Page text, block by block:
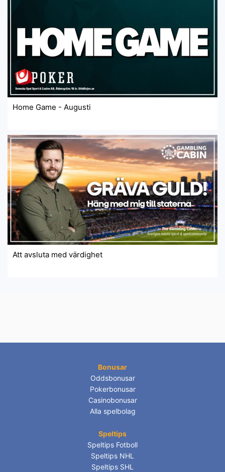
Home Game - Augusti
Att avsluta med värdighet
Bonusar
Oddsbonusar
Pokerbonusar
Casinobonusar
Alla spelbolag
Speltips
Speltips Fotboll
Speltips NHL
Speltips SHL